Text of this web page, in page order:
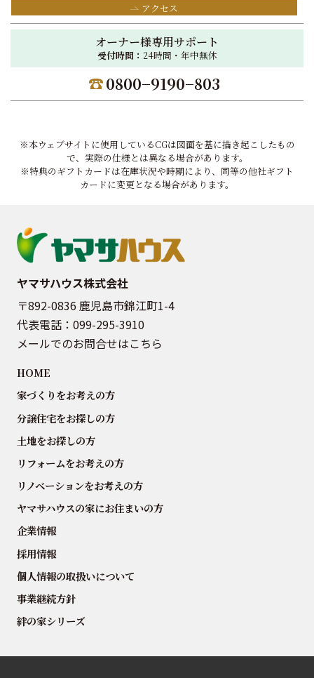
アクセス
オーナー様専用サポート
受付時間： 24時間・年中無休
0800−9190−803
※本ウェブサイトに使用しているCGは図面を基に描き起こしたもの
で、実際の仕様とは異なる場合があります。
※特典のギフトカードは在庫状況や時期により、同等の他社ギフト
カードに変更となる場合があります。
ヤマサハウス株式会社
〒892-0836 鹿児島市錦江町1-4
代表電話： 099-295-3910
メールでのお問合せはこちら
HOME
家づくりをお考えの方
分譲住宅をお探しの方
土地をお探しの方
リフォームをお考えの方
リノベーションをお考えの方
ヤマサハウスの家にお住まいの方
企業情報
採用情報
個人情報の取扱いについて
事業継続方針
絆の家シリーズ